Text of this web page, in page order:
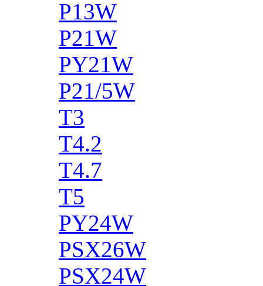
P13W
P21W
PY21W
P21/5W
T3
T4.2
T4.7
T5
PY24W
PSX26W
PSX24W